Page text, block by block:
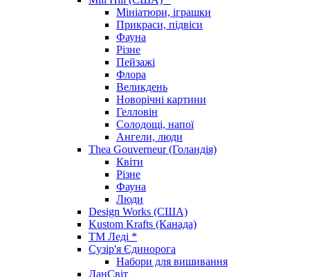
Мініатюри, іграшки
Прикраси, підвіси
Фауна
Різне
Пейзажі
Флора
Великдень
Новорічні картини
Гелловін
Солодощі, напої
Ангели, люди
Thea Gouverneur (Голандія)
Квіти
Різне
Фауна
Люди
Design Works (США)
Kustom Krafts (Канада)
ТМ Леді *
Сузір'я Єдинорога
Набори для вишивання
ЛанСвіт